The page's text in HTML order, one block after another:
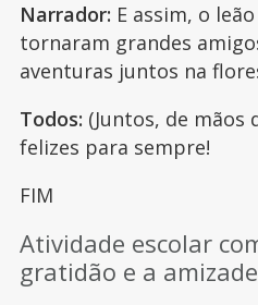
Narrador: E assim, o
tornaram grandes
aventuras juntos na
Todos: (Juntos, de mãos
felizes para sempre!
FIM
Atividade escolar
gratidão e a amizade